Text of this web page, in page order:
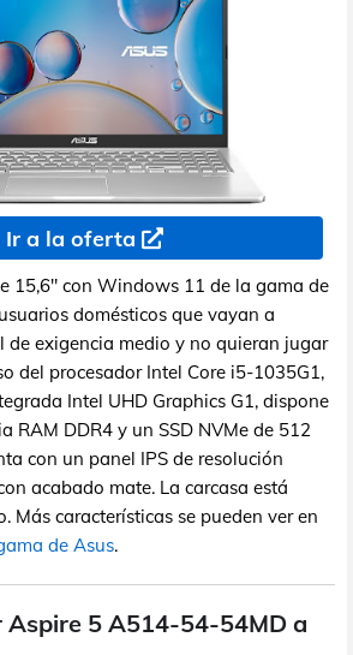
Ir a la oferta
15,6" con Windows 11 de la gama de
domésticos que vayan a
de exigencia medio y no quieran jugar
del procesador Intel Core i5-1035G1,
Intel UHD Graphics G1, dispone
RAM DDR4 y un SSD NVMe de 512
con un panel IPS de resolución
acabado mate. La carcasa está
Más características se pueden ver en
de Asus.
Aspire 5 A514-54-54MD a